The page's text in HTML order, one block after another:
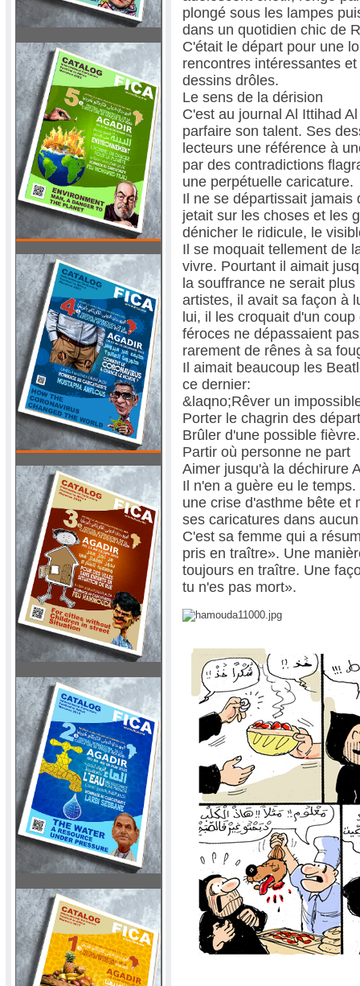
plongé sous les lampes
dans un quotidien chic de
C'était le départ pour une
rencontres intéressantes
dessins drôles.
Le sens de la dérision
C'est au journal Al Ittihad
parfaire son talent. Ses
lecteurs une référence à
par des contradictions
une perpétuelle caricature.
Il ne se départissait
jetait sur les choses et les
dénicher le ridicule, le
Il se moquait tellement de
vivre. Pourtant il aimait
la souffrance ne serait
artistes, il avait sa façon à
lui, il les croquait d'un
féroces ne dépassaient
rarement de rênes à sa
Il aimait beaucoup les
ce dernier:
&laqno;Rêver un
Porter le chagrin des
Brûler d'une possible fièvre.
Partir où personne ne part
Aimer jusqu'à la déchirure
Il n'en a guère eu le
une crise d'asthme bête et
ses caricatures dans
C'est sa femme qui a
pris en traître». Une
toujours en traître. Une
tu n'es pas mort».